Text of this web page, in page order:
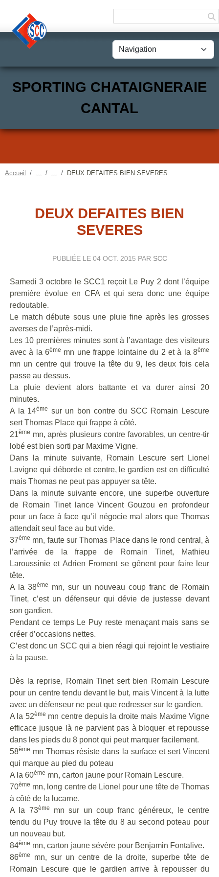
SPORTING CHATAIGNERAIE
CANTAL
Accueil DEUX DEFAITES BIEN SEVERES
DEUX DEFAITES BIEN
SEVERES
PUBLIÉE LE 04 OCT. 2015 PAR SCC
Samedi 3 octobre le SCC1 reçoit Le Puy 2 dont l’équipe
première évolue en CFA et qui sera donc une équipe
redoutable.
Le match débute sous une pluie fine après les grosses
averses de l’après-midi.
Les 10 premières minutes sont à l’avantage des visiteurs
avec à la 6ème mn une frappe lointaine du 2 et à la 8ème
mn un centre qui trouve la tête du 9, les deux fois cela
passe au dessus.
La pluie devient alors battante et va durer ainsi 20
minutes.
A la 14ème sur un bon contre du SCC Romain Lescure
sert Thomas Place qui frappe à côté.
21ème mn, après plusieurs contre favorables, un centre-tir
lobé est bien sorti par Maxime Vigne.
Dans la minute suivante, Romain Lescure sert Lionel
Lavigne qui déborde et centre, le gardien est en difficulté
mais Thomas ne peut pas appuyer sa tête.
Dans la minute suivante encore, une superbe ouverture
de Romain Tinet lance Vincent Gouzou en profondeur
pour un face à face qu’il négocie mal alors que Thomas
attendait seul face au but vide.
37ème mn, faute sur Thomas Place dans le rond central, à
l’arrivée de la frappe de Romain Tinet, Mathieu
Laroussinie et Adrien Froment se gênent pour faire leur
tête.
A la 38ème
mn, sur un nouveau coup franc de Romain
Tinet, c’est un défenseur qui dévie de justesse devant
son gardien.
Pendant ce temps Le Puy reste menaçant mais sans se
créer d’occasions nettes.
C’est donc un SCC qui a bien réagi qui rejoint le vestiaire
à la pause.
Dès la reprise, Romain Tinet sert bien Romain Lescure
pour un centre tendu devant le but, mais Vincent à la lutte
avec un défenseur ne peut que redresser sur le gardien.
A la 52ème mn centre depuis la droite mais Maxime Vigne
efficace jusque là ne parvient pas à bloquer et repousse
dans les pieds du 8 ponot qui peut marquer facilement.
58ème mn Thomas résiste dans la surface et sert Vincent
qui marque au pied du poteau
A la 60ème mn, carton jaune pour Romain Lescure.
70ème mn, long centre de Lionel pour une tête de Thomas
à côté de la lucarne.
A la 73ème
mn sur un coup franc généreux, le centre
tendu du Puy trouve la tête du 8 au second poteau pour
un nouveau but.
84ème mn, carton jaune sévère pour Benjamin Fontalive.
86ème
mn, sur un centre de la droite, superbe tête de
Romain Lescure que le gardien arrive à repousser du